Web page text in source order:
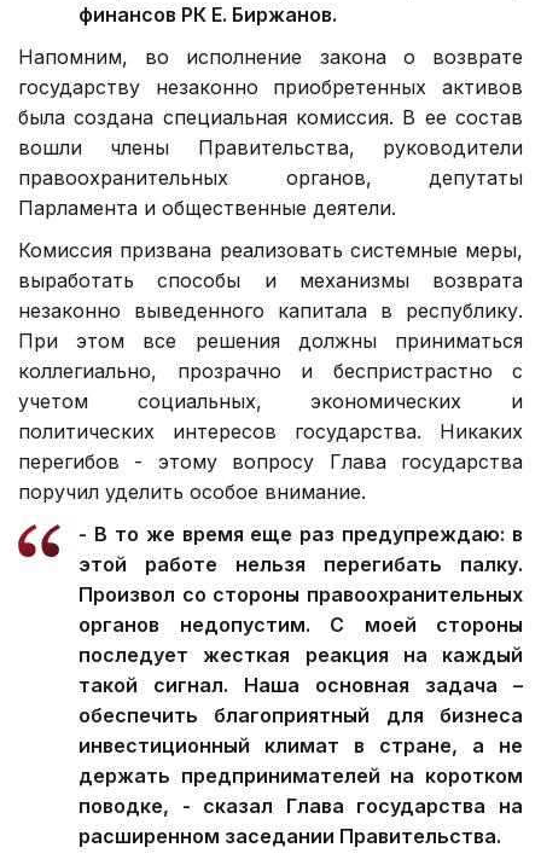
финансов РК Е. Биржанов.
Напомним, во исполнение закона о возврате
государству незаконно приобретенных активов
была создана специальная комиссия. В ее состав
вошли члены Правительства, руководители
правоохранительных органов, депутаты
Парламента и общественные деятели.
Комиссия призвана реализовать системные меры,
выработать способы и механизмы возврата
незаконно выведенного капитала в республику.
При этом все решения должны приниматься
коллегиально, прозрачно и беспристрастно с
учетом социальных, экономических и
политических интересов государства. Никаких
перегибов - этому вопросу Глава государства
поручил уделить особое внимание.
- В то же время еще раз предупреждаю: в
этой работе нельзя перегибать палку.
Произвол со стороны правоохранительных
органов недопустим. С моей стороны
последует жесткая реакция на каждый
такой сигнал. Наша основная задача –
обеспечить благоприятный для бизнеса
инвестиционный климат в стране, а не
держать предпринимателей на коротком
поводке, - сказал Глава государства на
расширенном заседании Правительства.